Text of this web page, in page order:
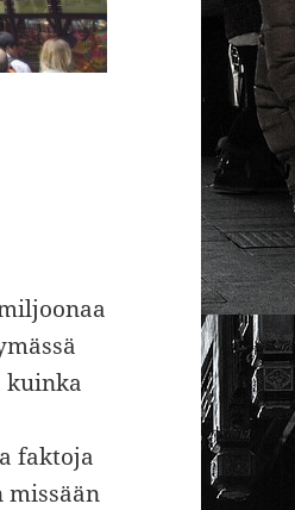
kuinka
faktoja
missään